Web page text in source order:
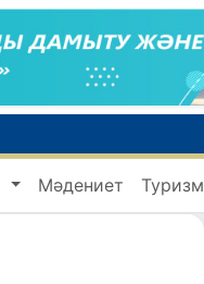
Мәдениет Туризм